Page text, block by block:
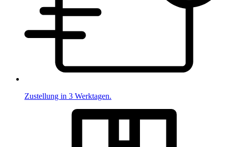
Zustellung in 3 Werktagen.